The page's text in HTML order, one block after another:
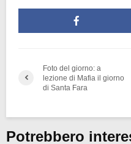
Foto del giorno: a
lezione di Mafia il giorno
di Santa Fara
Potrebbero